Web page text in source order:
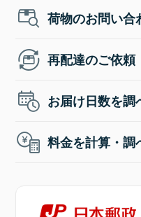
荷物のお問い合
再配達のご依頼
お届け日数を調
料金を計算・調